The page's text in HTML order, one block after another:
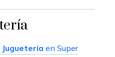
Juguetería en Super